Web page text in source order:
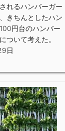
れるハンバーガー
きちんとしたハン
円台のハンバー
ついて考えた。
日